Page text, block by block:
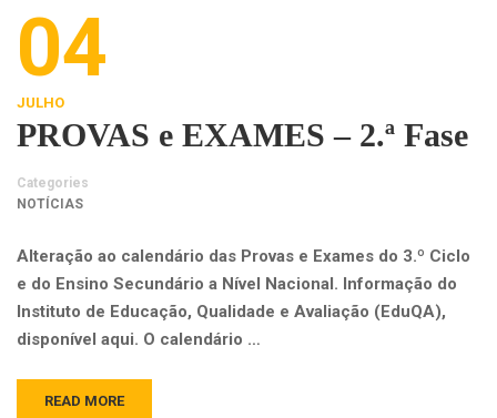
04
JULHO
PROVAS e EXAMES – 2.ª Fase
Categories
NOTÍCIAS
Alteração ao calendário das Provas e Exames do 3.º Ciclo
e do Ensino Secundário a Nível Nacional. Informação do
Instituto de Educação, Qualidade e Avaliação (EduQA),
disponível aqui. O calendário …
READ MORE